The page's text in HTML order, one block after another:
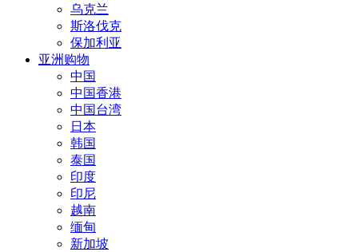
乌克兰
斯洛伐克
保加利亚
亚洲购物
中国
中国香港
中国台湾
日本
韩国
泰国
印度
印尼
越南
缅甸
新加坡